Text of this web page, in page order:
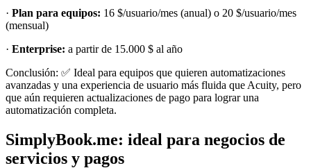
· Plan para equipos: 16 $/usuario/mes (anual) o 20 $/usuario/mes
(mensual)
· Enterprise: a partir de 15.000 $ al año
Conclusión: ✅ Ideal para equipos que quieren automatizaciones
avanzadas y una experiencia de usuario más fluida que Acuity, pero
que aún requieren actualizaciones de pago para lograr una
automatización completa.
SimplyBook.me: ideal para negocios de
servicios y pagos